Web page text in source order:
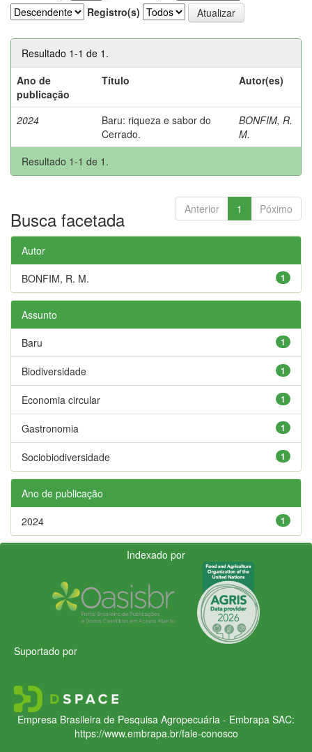
Registro(s)
Resultado 1-1 de 1.
Ano de
publicação
Título Autor(es)
2024
Baru: riqueza e sabor do
Cerrado.
BONFIM, R.
M.
Resultado 1-1 de 1.
Anterior 1 Póximo
Busca facetada
Autor
1
BONFIM, R. M.
Assunto
1
Baru
1
Biodiversidade
1
Economia circular
1
Gastronomia
1
Sociobiodiversidade
Ano de publicação
1
2024
Indexado por
Suportado por
Empresa Brasileira de Pesquisa Agropecuária - Embrapa SAC:
https://www.embrapa.br/fale-conosco